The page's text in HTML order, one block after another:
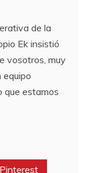
de la
Ek insistió
vosotros, muy
equipo
que estamos
Pinterest